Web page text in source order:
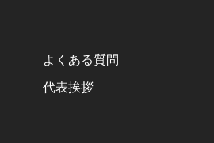
よくある質問
代表挨拶